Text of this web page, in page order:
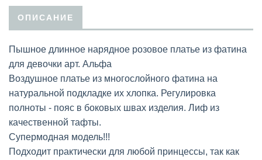
ОПИСАНИЕ
Пышное длинное нарядное розовое платье из фатина
для девочки арт. Альфа
Воздушное платье из многослойного фатина на
натуральной подкладке их хлопка. Регулировка
полноты - пояс в боковых швах изделия. Лиф из
качественной тафты.
Супермодная модель!!!
Подходит практически для любой принцессы, так как